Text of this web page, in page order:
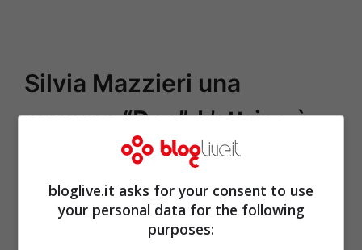
Silvia Mazzieri una
mamma “Doc”. L’attrice è
incinta: chi è il compagno
bloglive.it asks for your consent to use
your personal data for the following
purposes: